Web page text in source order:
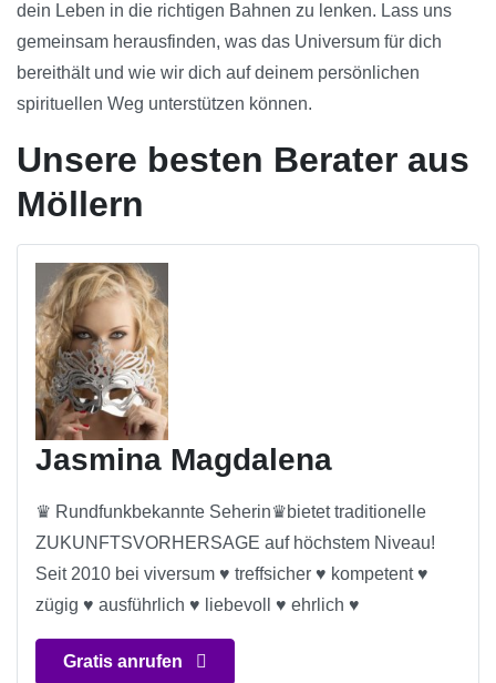
dein Leben in die richtigen Bahnen zu lenken. Lass uns
gemeinsam herausfinden, was das Universum für dich
bereithält und wie wir dich auf deinem persönlichen
spirituellen Weg unterstützen können.
Unsere besten Berater aus
Möllern
Jasmina Magdalena
♛ Rundfunkbekannte Seherin♛bietet traditionelle
ZUKUNFTSVORHERSAGE auf höchstem Niveau!
Seit 2010 bei viversum ♥ treffsicher ♥ kompetent ♥
zügig ♥ ausführlich ♥ liebevoll ♥ ehrlich ♥
Gratis anrufen